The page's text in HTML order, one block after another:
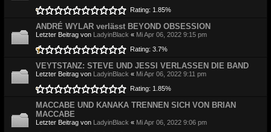
Rating: 1.85%
ANDRÉ WYLAR verlässt BEYOND OBSESSION
Letzter Beitrag von LadyinBlack « Mi Apr 06, 2022 9:15 pm
Rating: 3.7%
VEYTSTANZ: STEVE UND JESSI VERLASSEN DIE BAND
Letzter Beitrag von LadyinBlack « Mi Apr 06, 2022 9:11 pm
Rating: 1.85%
MACCABE UND KANAKA TRENNEN SICH VON BRIAN
MACCABE
Letzter Beitrag von LadyinBlack « Mi Apr 06, 2022 9:06 pm